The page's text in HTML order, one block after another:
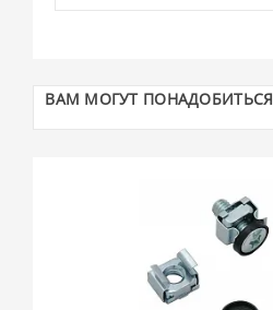
ВАМ МОГУТ ПОНАДОБИТЬСЯ